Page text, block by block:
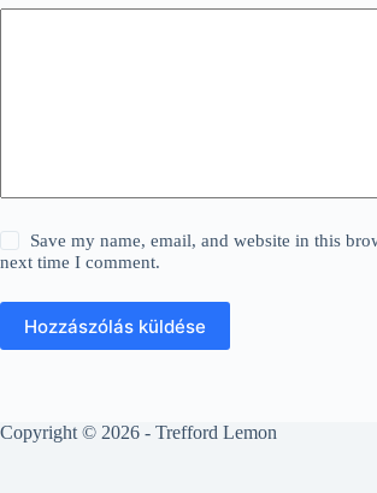
Save my name, email, and website in this
next time I comment.
Hozzászólás küldése
Copyright © 2026 - Trefford Lemon